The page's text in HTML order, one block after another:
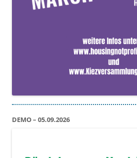
DEMO – 05.09.2026